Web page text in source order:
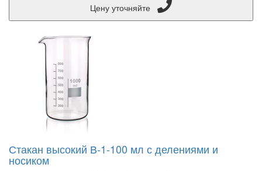
Стакан высокий В-1-100 мл с делениями и
носиком